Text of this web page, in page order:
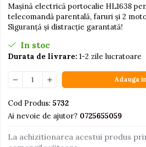
Figurine
Ateliere si unelte
Covorase de dans
Creative
De plus
Electrocasnice si bucatarii
Fotolii gonflabile
Mașină electrică portocalie HL1638
telecomandă parentală, faruri și 2
Siguranță și distracție garantată!
In stoc
Durata de livrare: 1-2 zile lucratoare
Adauga
Cod Produs: 5732
Ai nevoie de ajutor? 0725655059
La achizitionarea acestui produs